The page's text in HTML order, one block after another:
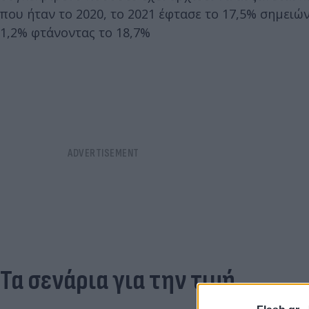
που ήταν το 2020, το 2021 έφτασε το 17,5%
1,2% φτάνοντας το 18,7%
Τα σενάρια για την τιμή